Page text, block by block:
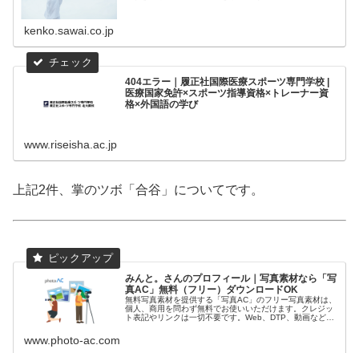
kenko.sawai.co.jp
404エラー｜履正社国際医療スポーツ専門学校 |
医療国家免許×スポーツ指導資格×トレーナー資
格×外国語の学び
www.riseisha.ac.jp
上記2件、掌のツボ「合谷」についてです。
みんと。さんのプロフィール｜写真素材なら「写
真AC」無料（フリー）ダウンロードOK
無料写真素材を提供する「写真AC」のフリー写真素材は、
個人、商用を問わず無料でお使いいただけます。クレジッ
ト表記やリンクは一切不要です。Web、DTP、動画などの
www.photo-ac.com